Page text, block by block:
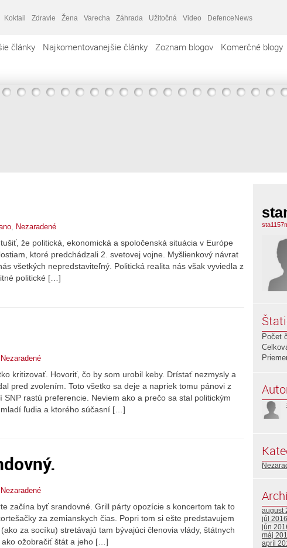
Koktail Zdravie Žena Varecha Záhrada Užitočná Video DefenceNews
články Najkomentovanejšie články Zoznam blogov Komerčné blogy
Nezaradené
že politická, ekonomická a spoločenská situácia v Európe
ktoré predchádzali 2. svetovej vojne. Myšlienkový návrat
všetkých nepredstaviteľný. Politická realita nás však vyviedla z
politické […]
Nezaradené
kritizovať. Hovoriť, čo by som urobil keby. Drístať nezmysly a
pred zvolením. Toto všetko sa deje a napriek tomu pánovi z
rastú preferencie. Neviem ako a prečo sa stal politickým
ľudia a ktorého súčasní […]
Nezaradené
začína byť srandovné. Grill párty opozície s koncertom tak to
za zemianskych čias. Popri tom si ešte predstavujem
za socíku) stretávajú tam bývajúci členovia vlády, štátnych
ako ožobračiť štát a jeho […]
Počet
august
júl 2016
jún
máj
apríl